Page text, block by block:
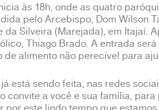
às 18h, onde as quatro
pelo Arcebispo, Dom Wilson
da Silveira (Marejada), em Itajaí.
Thiago Brado. A entrada
de alimento não perecível para
está sendo feita, nas redes
convite a você e sua família,